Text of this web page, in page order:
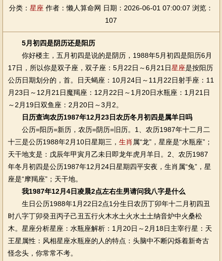
分类： 星座 作者：懒人算命网 日期：2026-06-01 07:00:07 浏览：
107
5月初四是阴历还是阳历
你好楼主，五月初四是说的是阴历，1988年5月初四是阳历6月
17日，所以你是双子座，双子座：5月22日～6月21日星座是按阳历
公历日期划分的，首。日天蝎座：10月24日～11月22日射手座：11
月23日～12月21日魔羯座：12月22日～1月20日水瓶座：1月21日
～2月19日双鱼座：2月20日～3月2。
日历查询农历1987年12月23日农历冬月初四是属羊日吗
公历=阳历=新历，农历=阴历=旧历。1、农历1987年十二月二
十三是公历1988年2月10日星期三， 生肖 属“龙”，星座是“水瓶座”；
天干地支是：戊辰年甲寅月乙未日即龙年虎月羊日。2、农历1987
年冬月初四是公历1987年12月24日星期四平安夜，生肖属“兔”，星
座是“摩羯座”；天干地。
我1987年12月4日凌晨2点左右生男请问我八字是什么
生日公历1988年1月22日2点1分生日农历丁卯年十二月初四丑
时八字丁卯癸丑丙子己丑五行火木水土火水土土纳音炉中火桑松
木。星座分析星座：水瓶座解析：1月20日～2月18日主宰行星：天
王星属性：风相星座水瓶座的人的特点：头脑中不断闪烁着新奇古
怪念头，你常常不考。